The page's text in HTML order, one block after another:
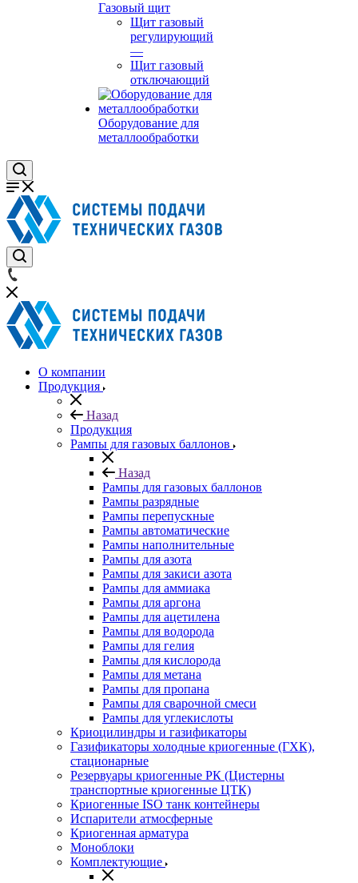
Газовый щит
Щит газовый
регулирующий
—
Щит газовый
отключающий
Оборудование для
металлообработки
О компании
Продукция
Назад
Продукция
Рампы для газовых баллонов
Назад
Рампы для газовых баллонов
Рампы разрядные
Рампы перепускные
Рампы автоматические
Рампы наполнительные
Рампы для азота
Рампы для закиси азота
Рампы для аммиака
Рампы для аргона
Рампы для ацетилена
Рампы для водорода
Рампы для гелия
Рампы для кислорода
Рампы для метана
Рампы для пропана
Рампы для сварочной смеси
Рампы для углекислоты
Криоцилиндры и газификаторы
Газификаторы холодные криогенные (ГХК),
стационарные
Резервуары криогенные РК (Цистерны
транспортные криогенные ЦТК)
Криогенные ISO танк контейнеры
Испарители атмосферные
Криогенная арматура
Моноблоки
Комплектующие